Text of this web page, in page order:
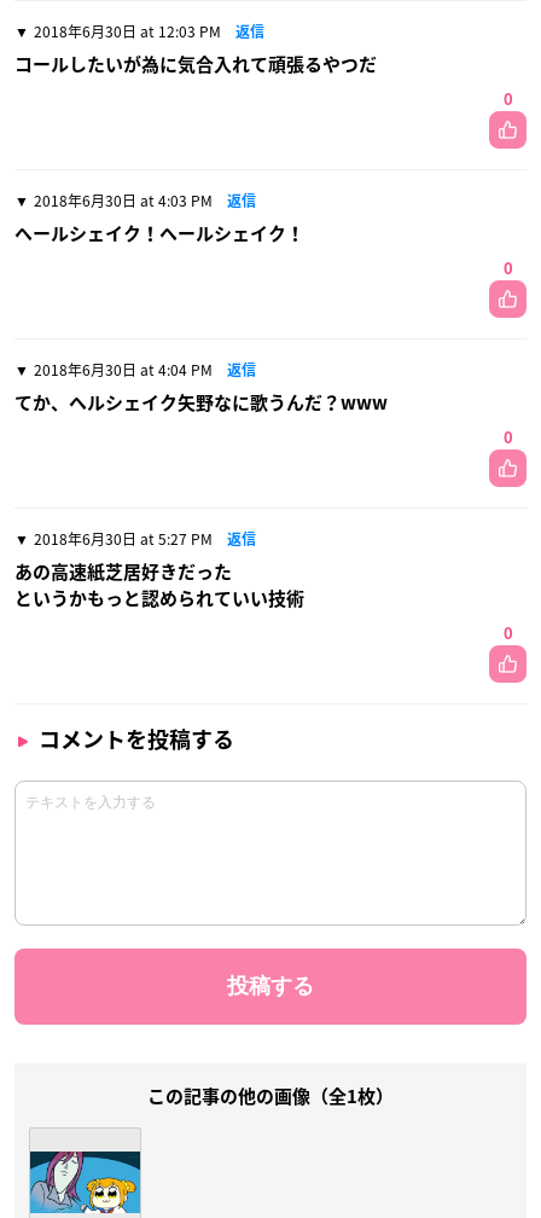
2018年6月30日 at 12:03 PM 返信
コールしたいが為に気合入れて頑張るやつだ
0
2018年6月30日 at 4:03 PM 返信
ヘールシェイク！ヘールシェイク！
0
2018年6月30日 at 4:04 PM 返信
てか、ヘルシェイク矢野なに歌うんだ？www
0
2018年6月30日 at 5:27 PM 返信
あの高速紙芝居好きだった
というかもっと認められていい技術
0
コメントを投稿する
この記事の他の画像（全1枚）